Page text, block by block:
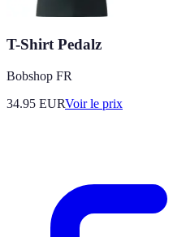
T-Shirt Pedalz
Bobshop FR
34.95 EURVoir le prix